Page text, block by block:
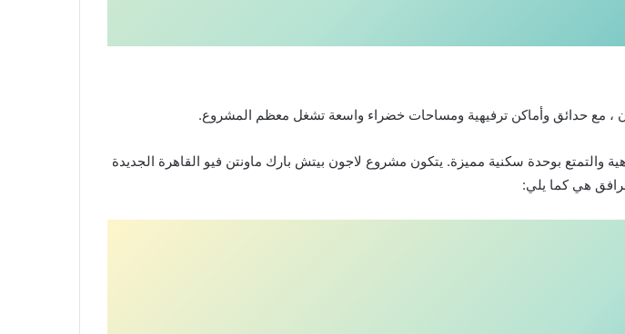
بوحدة سكنية مميزة. يتكون مشروع لاجون بيتش بارك ماونتن فيو القاهرة الجديدة